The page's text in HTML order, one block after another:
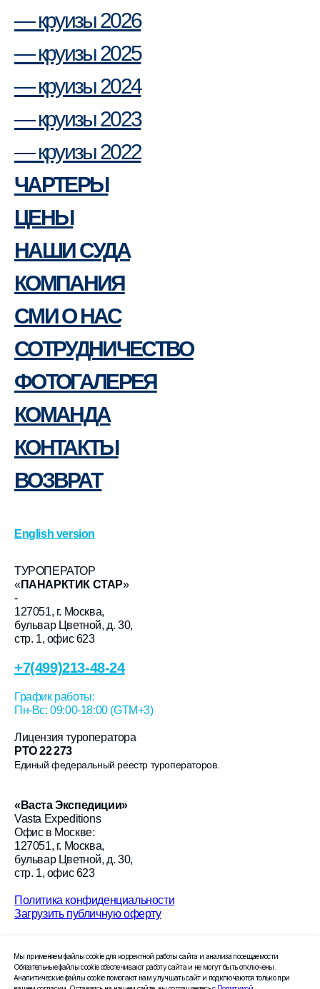
— круизы 2026
— круизы 2025
— круизы 2024
— круизы 2023
— круизы 2022
ЧАРТЕРЫ
ЦЕНЫ
НАШИ СУДА
КОМПАНИЯ
СМИ О НАС
СОТРУДНИЧЕСТВО
ФОТОГАЛЕРЕЯ
КОМАНДА
КОНТАКТЫ
ВОЗВРАТ
English version
ТУРОПЕРАТОР
«ПАНАРКТИК СТАР»
-
127051, г. Москва,
бульвар Цветной, д. 30,
стр. 1, офис 623
+7(499)213-48-24
График работы:
Пн-Вс: 09:00-18:00 (GTM+3)
Лицензия туроператора
РТО 22 273
Единый федеральный реестр туроператоров.
« Васта Экспедиции»
Vasta Expeditions
Офис в Москве:
127051, г. Москва,
бульвар Цветной, д. 30,
стр. 1, офис 623
Политика конфиденциальности
Загрузить публичную оферту
Создание сайта Leto.Website
Мы применяем файлы cookie для корректной работы сайта и анализа посещаемости.
Обязательные файлы cookie обеспечивают работу сайта и не могут быть отключены.
Аналитические файлы cookie помогают нам улучшать сайт и подключаются только при